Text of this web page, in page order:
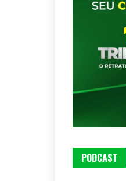
PODCAST